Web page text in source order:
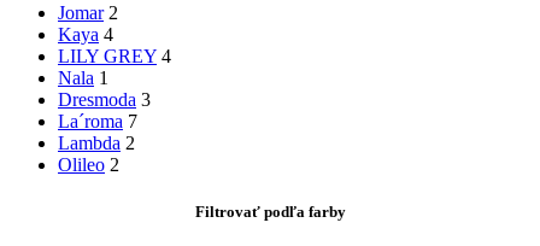
Jomar 2
Kaya 4
LILY GREY 4
Nala 1
Dresmoda 3
La´roma 7
Lambda 2
Olileo 2
Filtrovať podľa farby